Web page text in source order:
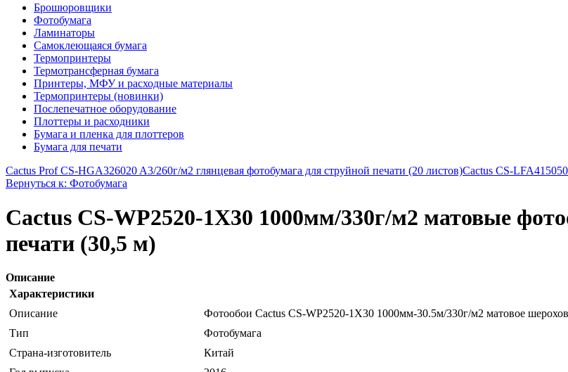
Брошюровщики
Фотобумага
Ламинаторы
Самоклеющаяся бумага
Термопринтеры
Термотрансферная бумага
Принтеры, МФУ и расходные материалы
Термопринтеры (новинки)
Послепечатное оборудование
Плоттеры и расходники
Бумага и пленка для плоттеров
Бумага для печати
Cactus Prof CS-HGA326020 A3/260г/м2 глянцевая фотобумага для струйной печати (20 листов)Cactus CS-
Вернуться к: Фотобумага
Cactus CS-WP2520-1X30 1000мм/330г/м2 матовые
печати (30,5 м)
Описание
Характеристики
Описание
Фотообои Cactus CS-WP2520-1X30 1000мм-30.5м/330г/м2 матовое
Тип
Фотобумага
Страна-изготовитель
Китай